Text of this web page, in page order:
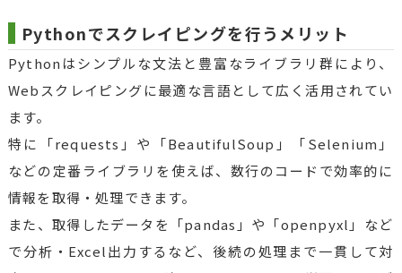
Pythonでスクレイピングを行うメリット
Pythonはシンプルな文法と豊富なライブラリ群により、
Webスクレイピングに最適な言語として広く活用されてい
ます。
特に「requests」や「BeautifulSoup」「Selenium」
などの定番ライブラリを使えば、数行のコードで効率的に
情報を取得・処理できます。
また、取得したデータを「pandas」や「openpyxl」など
で分析・Excel出力するなど、後続の処理まで一貫して対